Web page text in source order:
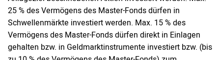
25 % des Vermögens des Master-Fonds dürfen in
Schwellenmärkte investiert werden. Max. 15 % des
Vermögens des Master-Fonds dürfen direkt in Einlagen
gehalten bzw. in Geldmarktinstrumente investiert bzw. (bis